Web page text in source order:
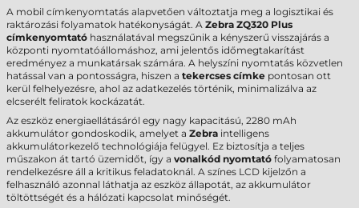
A mobil címkenyomtatás alapvetően változtatja meg a logisztikai és
raktározási folyamatok hatékonyságát. A Zebra ZQ320 Plus
címkenyomtató használatával megszűnik a kényszerű visszajárás a
központi nyomtatóállomáshoz, ami jelentős időmegtakarítást
eredményez a munkatársak számára. A helyszíni nyomtatás közvetlen
hatással van a pontosságra, hiszen a tekercses címke pontosan ott
kerül felhelyezésre, ahol az adatkezelés történik, minimalizálva az
elcserélt feliratok kockázatát.
Az eszköz energiaellátásáról egy nagy kapacitású, 2280 mAh
akkumulátor gondoskodik, amelyet a Zebra intelligens
akkumulátorkezelő technológiája felügyel. Ez biztosítja a teljes
műszakon át tartó üzemidőt, így a vonalkód nyomtató folyamatosan
rendelkezésre áll a kritikus feladatoknál. A színes LCD kijelzőn a
felhasználó azonnal láthatja az eszköz állapotát, az akkumulátor
töltöttségét és a hálózati kapcsolat minőségét.